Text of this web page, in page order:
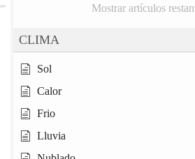
Mostrar artículos
CLIMA
Sol
Calor
Frio
Lluvia